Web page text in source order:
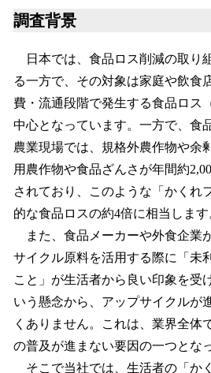
調査背景
日本では、食品ロス削減の取り
る一方で、その対象は家庭や飲食
費・流通段階で発生する食品ロス
中心となっています。一方で、食
農業現場では、規格外農作物や余
用農作物や食品ざんさが年間約
されており、このような「かくれ
的な食品ロスの約4倍に相当します
また、食品メーカーや外食企業
サイクル原料を活用する際に「未
こと」が生活者から良い印象を受
いう懸念から、アップサイクルが
くありません。これは、業界全体
の普及が進まない要因の一つとな
そこで当社では、生活者の「か